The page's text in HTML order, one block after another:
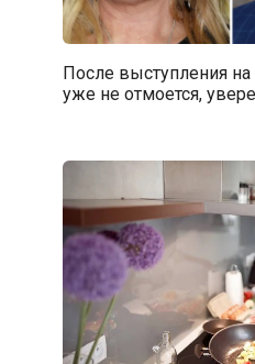
После выступления
уже не отмоется,